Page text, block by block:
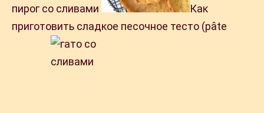
пирог со сливами
Как
приготовить сладкое песочное тесто (pâte